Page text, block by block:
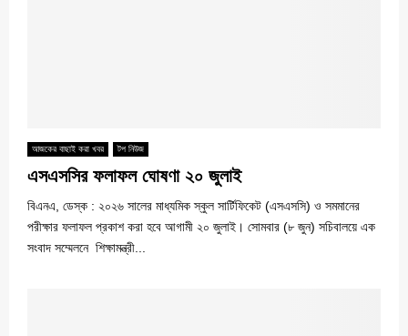
আজকের বাছাই করা খবর টপ নিউজ
এসএসসির ফলাফল ঘোষণা ২০ জুলাই
বিএনএ, ডেস্ক : ২০২৬ সালের মাধ্যমিক স্কুল সার্টিফিকেট (এসএসসি) ও সমমানের
পরীক্ষার ফলাফল প্রকাশ করা হবে আগামী ২০ জুলাই। সোমবার (৮ জুন) সচিবালয়ে এক
সংবাদ সম্মেলনে শিক্ষামন্ত্রী...